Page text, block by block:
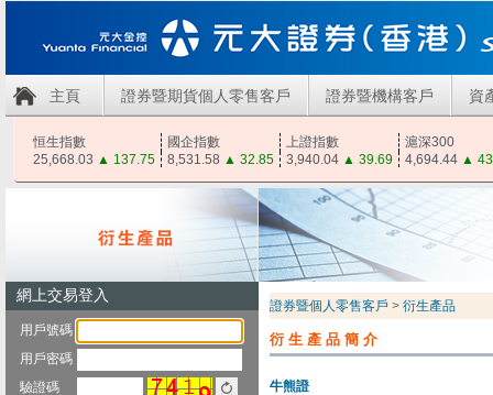
主頁 證券暨期貨個人零售客戶 證券暨機構客戶 資
恒生指數 國企指數 上證指數
滬深300
25,668.03 ▲ 137.75 8,531.58 ▲ 32.85 3,940.04 ▲ 39.69 4,694.44 ▲
證券暨個人零售客戶 > 衍生產品
衍生產品簡介
牛熊證